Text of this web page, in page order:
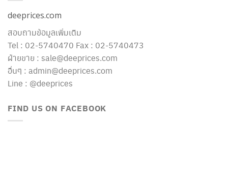
deeprices.com
สอบถามข้อมูลเพิ่มเติม
Tel : 02-5740470 Fax : 02-5740473
ฝ่ายขาย : sale@deeprices.com
อื่นๆ : admin@deeprices.com
Line : @deeprices
FIND US ON FACEBOOK